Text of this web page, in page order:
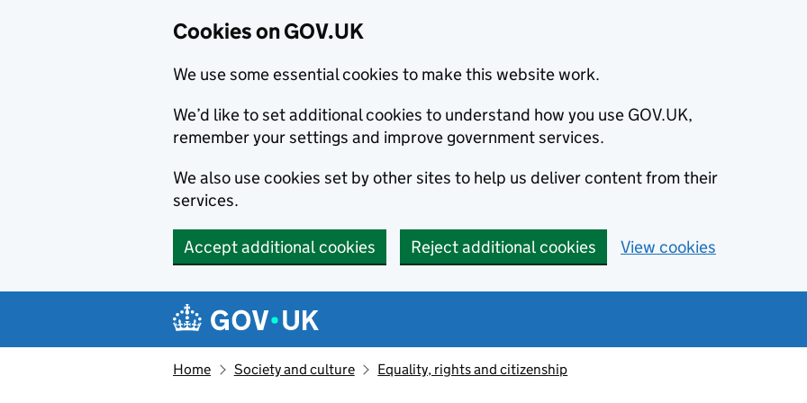
Cookies on GOV.UK
We use some essential cookies to make this website work.
We’d like to set additional cookies to understand how you use GOV.UK,
remember your settings and improve government services.
We also use cookies set by other sites to help us deliver content from their
services.
Accept additional cookies Reject additional cookies View cookies
Navigation menu
Home Society and culture Equality, rights and citizenship